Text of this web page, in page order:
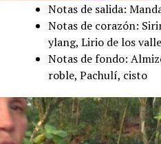
Notas de salida:
Notas de corazón:
ylang, Lirio de los
Notas de fondo:
roble, Pachulí, cisto